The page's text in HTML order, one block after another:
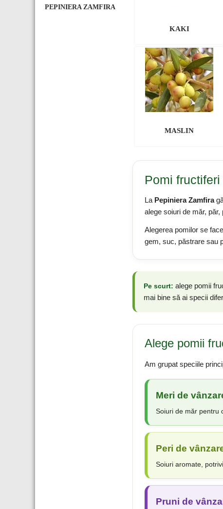
PEPINIERA ZAMFIRA
KAKI
MASLIN
Pomi
La Pepiniera Zamfira
alege soiuri de măr,
Alegerea pomilor se
gem, suc, păstrare sau
Pe scurt: alege pomii
mai bine să ai specii
Alege pomii
Am grupat speciile
Meri de
Soiuri de măr pentru
Peri de
Soiuri aromate,
Pruni de